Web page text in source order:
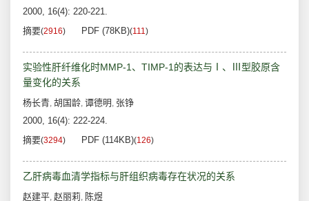
2000, 16(4): 220-221.
摘要(2916) PDF (78KB)(111)
实验性肝纤维化时MMP-1、TIMP-1的表达与Ⅰ、Ⅲ型胶原含
量变化的关系
杨长青, 胡国龄, 谭德明 , 张铮
2000, 16(4): 222-224.
摘要(3294) PDF (114KB)(126)
乙肝病毒血清学指标与肝组织病毒存在状况的关系
赵建平, 赵丽莉, 陈煜